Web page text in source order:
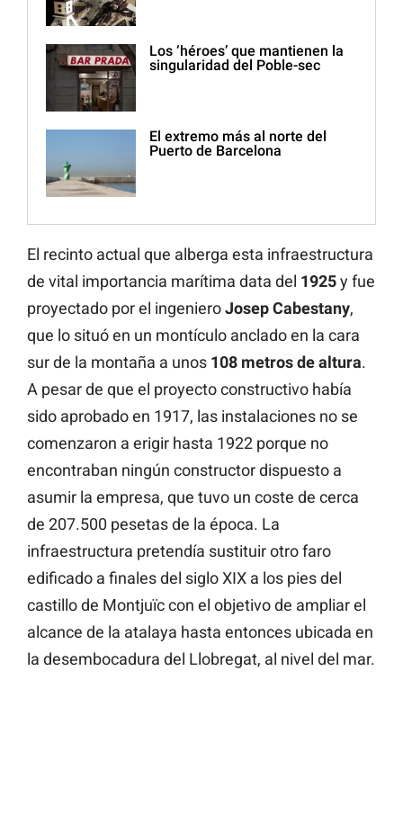
Los ‘héroes’ que mantienen la
singularidad del Poble-sec
El extremo más al norte del
Puerto de Barcelona
El recinto actual que alberga esta infraestructura
de vital importancia marítima data del 1925y fue
proyectado por el ingenieroJosepCabestany,
que lo situó en un montículo anclado en la cara
sur de la montaña a unos 108 metros de altura.
A pesar de que el proyecto constructivo había
sido aprobado en 1917, las instalaciones no se
comenzaron a erigir hasta 1922 porque no
encontraban ningún constructor dispuesto a
asumir la empresa, que tuvo un coste de cerca
de 207.500 pesetas de la época. La
infraestructura pretendía sustituir otro faro
edificado a finales del siglo XIX a los pies del
castillo de Montjuïc con el objetivo de ampliar el
alcance de la atalaya hasta entonces ubicada en
la desembocadura del Llobregat, al nivel del mar.